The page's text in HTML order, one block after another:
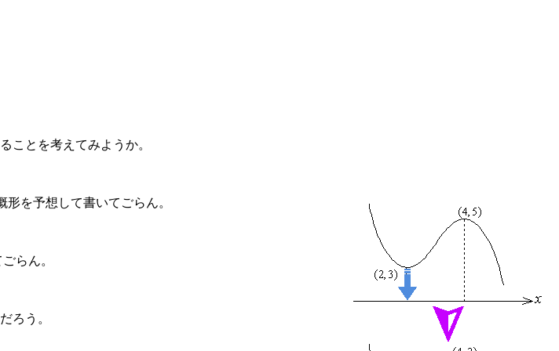
ことを考えてみようか。
を予想して書いてごらん。
らん。
ろう。